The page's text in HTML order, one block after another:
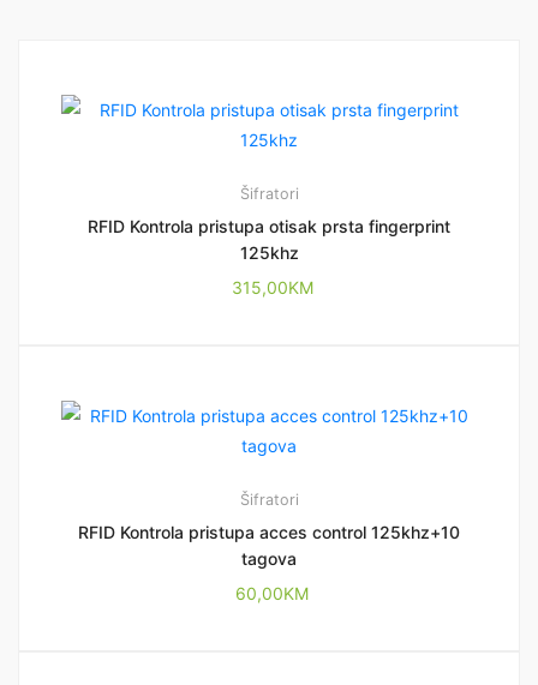
Šifratori
RFID Kontrola pristupa otisak prsta fingerprint
125khz
315,00KM
Šifratori
RFID Kontrola pristupa acces control 125khz+10
tagova
60,00KM